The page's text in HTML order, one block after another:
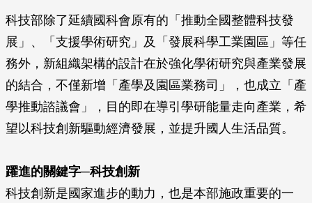
科技部除了延續國科會原有的「推動全國整體科技發
展」、「支援學術研究」及「發展科學工業園區」等任
務外，新組織架構的設計在於強化學術研究與產業發展
的結合，不僅新增「產學及園區業務司」，也成立「產
學推動諮議會」，目的即在導引學研能量走向產業，希
望以科技創新驅動經濟發展，並提升國人生活品質。
躍進的關鍵字─科技創新
科技創新是國家進步的動力，也是本部施政重要的一